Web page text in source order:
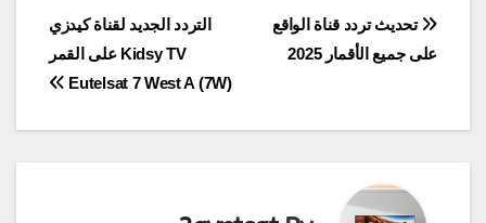
تصفّح
المقالات
التردد الجديد لقناة كيدزي
Kidsy TV على القمر
Eutelsat 7 West A (7W)
تحديث تردد قناة الواقع
على جميع الأقمار 2025